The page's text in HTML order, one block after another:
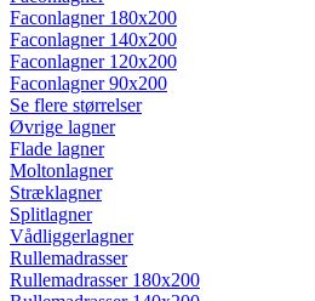
Faconlagner 180x200
Faconlagner 140x200
Faconlagner 120x200
Faconlagner 90x200
Se flere størrelser
Øvrige lagner
Flade lagner
Moltonlagner
Stræklagner
Splitlagner
Vådliggerlagner
Rullemadrasser
Rullemadrasser 180x200